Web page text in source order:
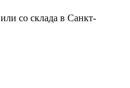
со склада в Санкт-